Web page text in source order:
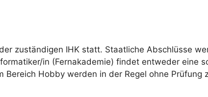
zuständigen IHK statt. Staatliche Abschlüsse
in (Fernakademie) findet entweder eine
Bereich Hobby werden in der Regel ohne Prüfung